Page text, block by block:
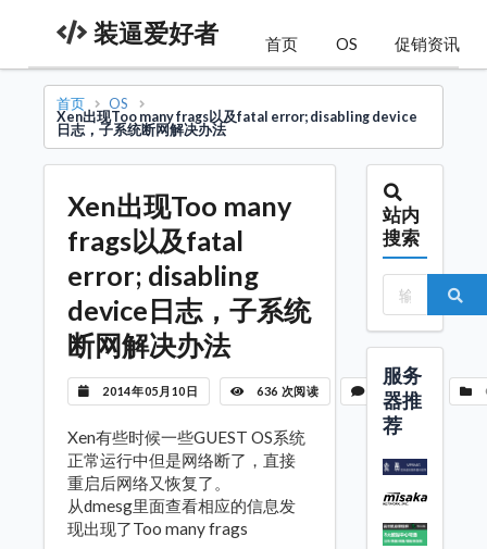
装逼爱好者 首页 OS 促销资讯
首页
OS
Xen出现Too many frags以及fatal error; disabling device
日志，子系统断网解决办法
Xen出现Too many
frags以及fatal
error; disabling
device日志，子系统
断网解决办法
2014年05月10日 636 次阅读 暂无评论
Xen有些时候一些GUEST OS系统
正常运行中但是网络断了，直接
重启后网络又恢复了。
从dmesg里面查看相应的信息发
现出现了Too many frags
站内
搜索
服务
器推
荐